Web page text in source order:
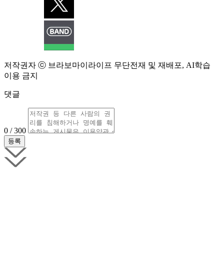
저작권자 ⓒ 브라보마이라이프 무단전재 및 재배포, AI학습
이용 금지
댓글
0 / 300